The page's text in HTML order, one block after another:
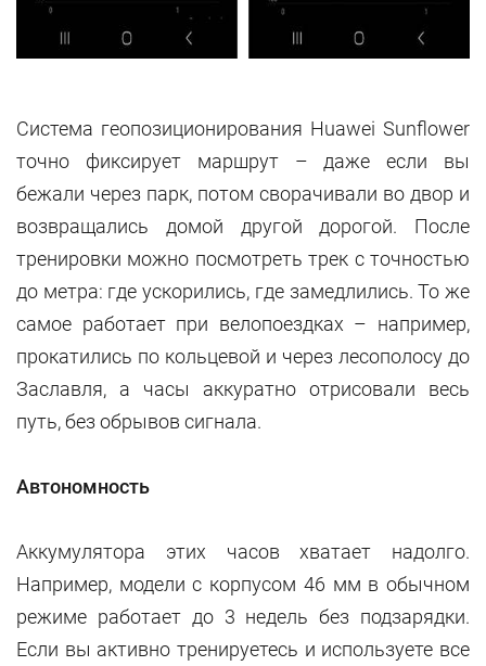
Система геопозиционирования Huawei Sunflower
точно фиксирует маршрут – даже если вы
бежали через парк, потом сворачивали во двор и
возвращались домой другой дорогой. После
тренировки можно посмотреть трек с точностью
до метра: где ускорились, где замедлились. То же
самое работает при велопоездках – например,
прокатились по кольцевой и через лесополосу до
Заславля, а часы аккуратно отрисовали весь
путь, без обрывов сигнала.
Автономность
Аккумулятора этих часов хватает надолго.
Например, модели с корпусом 46 мм в обычном
режиме работает до 3 недель без подзарядки.
Если вы активно тренируетесь и используете все